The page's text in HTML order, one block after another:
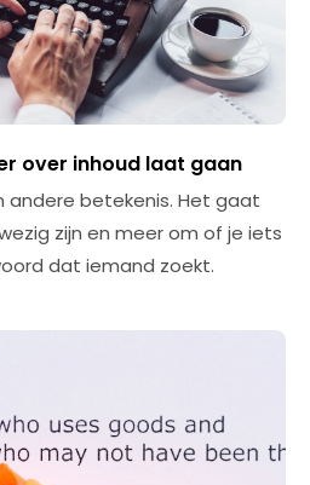
over inhoud laat gaan
andere betekenis. Het gaat
zijn en meer om of je iets
dat iemand zoekt.